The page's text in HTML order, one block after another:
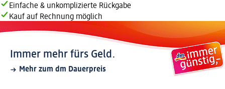
Einfache & unkomplizierte Rückgabe
Kauf auf Rechnung möglich
Immer mehr fürs Geld.
Mehr zum dm Dauerpreis